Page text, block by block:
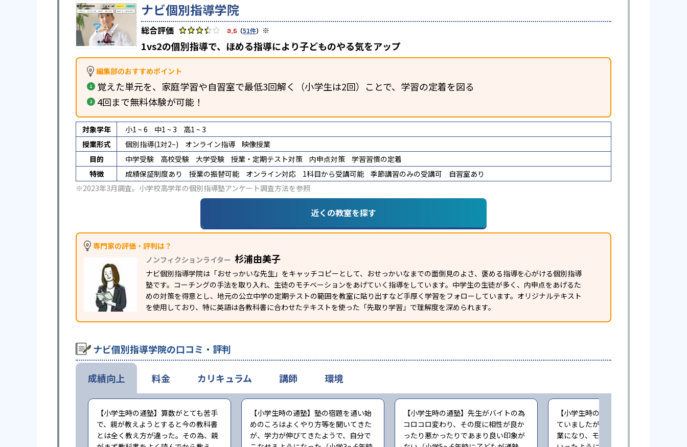
ナビ個別指導学院
3.5（51件） ※
1vs2の個別指導で、ほめる指導により子どものやる気をアップ
編集部のおすすめポイント
覚えた単元を、家庭学習や自習室で最低3回解く（小学生は2回）ことで、学習の定着を図る
4回まで無料体験が可能！
対象学年 小1 ~ 6 中1 ~ 3
高1 ~ 3
授業形式
個別指導(1対2~) オンライン指導
映像授業
目的
中学受験 高校受験 大学受験 授業・定期テスト対策 内申点対策
学習習慣の定着
特徴
成績保証制度あり 授業の振替可能 オンライン対応 1科目から受講可能 季節講習のみの受講可
自習室あり
※2023年3月調査。 小学校高学年の個別指導塾アンケート調査方法を参照
近くの教室を探す
専門家の評価・評判は？
ノンフィクションライター 杉浦由美子
ナビ個別指導学院は「おせっかいな先生」をキャッチコピーとして、おせっかいなまでの面倒見のよさ、褒める指導を心がける個別指導
塾です。コーチングの手法を取り入れ、生徒のモチベーションをあげていく指導をしています。中学生の生徒が多く、内申点をあげるた
めの対策を得意とし、地元の公立中学の定期テストの範囲を教室に貼り出すなど手厚く学習をフォローしています。オリジナルテキスト
を使用しており、特に英語は各教科書に合わせたテキストを使った「先取り学習」で理解度を深められます。
ナビ個別指導学院の口コミ・評判
成績向上
【小学生時の通塾】算数がとても苦手
で、親が教えようとすると今の教科書
とは全く教え方が違った。その為、親
【小学生時の通塾】塾の宿題を通い始
めのころはよくやり方等を聞いてきた
が、学力が伸びてきたようで、自分で
【小学生時の通塾】先生がバイトの為
コロコロ変わり、その度に相性が良か
ったり悪かったりであまり良い印象が
【小学生時の通塾】最初は楽しく通っ
ていましたが、コロナ禍でリモート授
業になり、モチベーションが下がって
料金 カリキュラム 講師 環境